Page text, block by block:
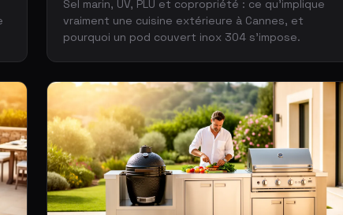
Sel marin, UV, PLU et copropriété : ce qu'implique
vraiment une cuisine extérieure à Cannes, et
pourquoi un pod couvert inox 304 s'impose.